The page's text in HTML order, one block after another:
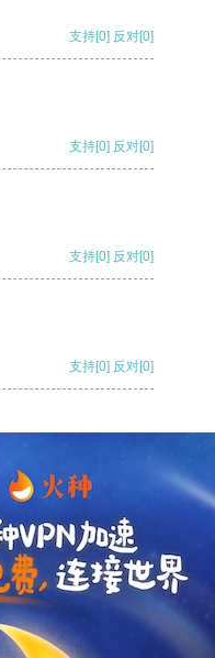
支持[0] 反对[0]
支持[0] 反对[0]
支持[0] 反对[0]
支持[0] 反对[0]
支持
支持[0] 反对[0]